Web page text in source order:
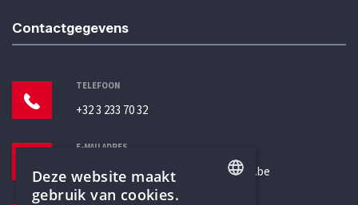
Contactgegevens
TELEFOON
+32 3 233 70 32
E-MAILADRES
secretariaat@humanistischverbond.be
Deze website maakt
gebruik van cookies.